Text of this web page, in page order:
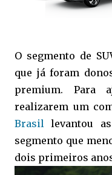
O segmento de
que já foram
premium. Para
realizarem um
Brasil levantou
segmento que
dois primeiros